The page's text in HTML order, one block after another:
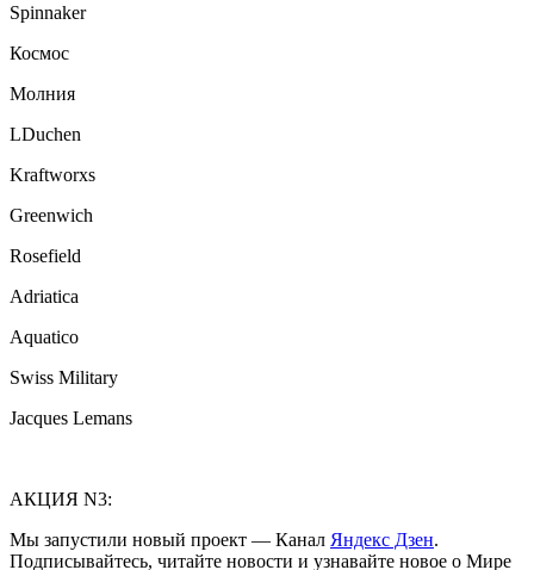
Spinnaker
Космос
Молния
LDuchen
Kraftworxs
Greenwich
Rosefield
Adriatica
Aquatico
Swiss Military
Jacques Lemans
АКЦИЯ N3:
Мы запустили новый проект — Канал Яндекс Дзен.
Подписывайтесь, читайте новости и узнавайте новое о Мире